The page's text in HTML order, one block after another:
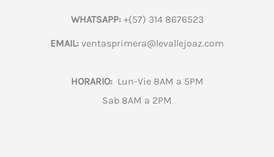
WHATSAPP:+(57) 314 8676523
EMAIL: ventasprimera@levallejoaz.com
HORARIO:Lun-Vie 8AM a 5PM
Sab 8AM a 2PM